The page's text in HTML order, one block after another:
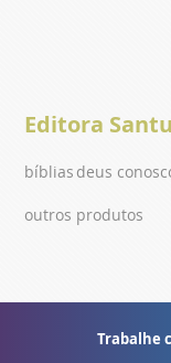
Editora
bíblias deus
outros produtos
Trabalhe